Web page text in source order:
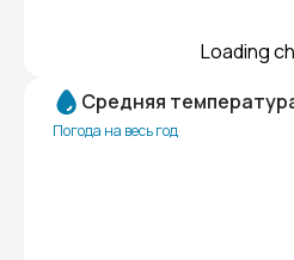
Loading
Средняя
Погода на весь год